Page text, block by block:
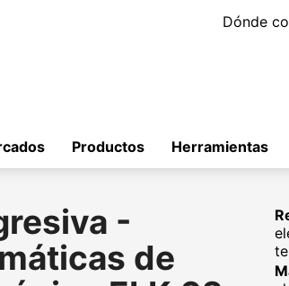
Dónde
Productos Herramientas
-
de